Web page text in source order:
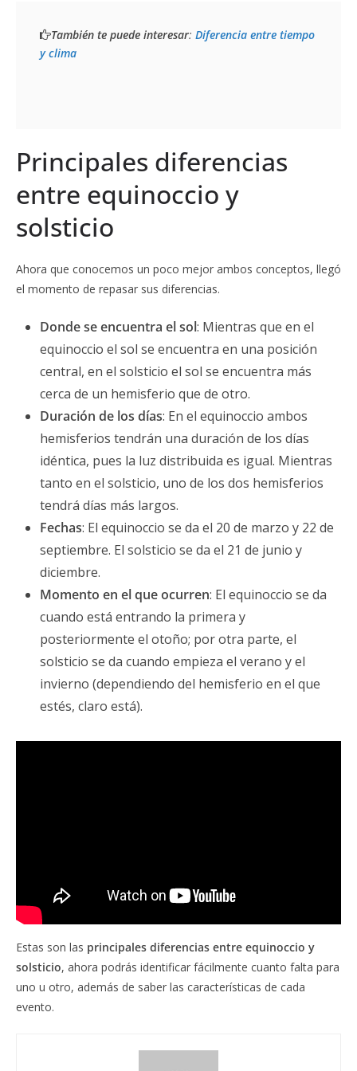
También te puede interesar: Diferencia entre tiempo
y clima
Principales diferencias
entre equinoccio y
solsticio
Ahora que conocemos un poco mejor ambos conceptos, llegó
el momento de repasar sus diferencias.
Donde se encuentra el sol: Mientras que en el
equinoccio el sol se encuentra en una posición
central, en el solsticio el sol se encuentra más
cerca de un hemisferio que de otro.
Duración de los días: En el equinoccio ambos
hemisferios tendrán una duración de los días
idéntica, pues la luz distribuida es igual. Mientras
tanto en el solsticio, uno de los dos hemisferios
tendrá días más largos.
Fechas: El equinoccio se da el 20 de marzo y 22 de
septiembre. El solsticio se da el 21 de junio y
diciembre.
Momento en el que ocurren: El equinoccio se da
cuando está entrando la primera y
posteriormente el otoño; por otra parte, el
solsticio se da cuando empieza el verano y el
invierno (dependiendo del hemisferio en el que
estés, claro está).
Estas son las principales diferencias entre equinoccio y
solsticio, ahora podrás identificar fácilmente cuanto falta para
uno u otro, además de saber las características de cada
evento.